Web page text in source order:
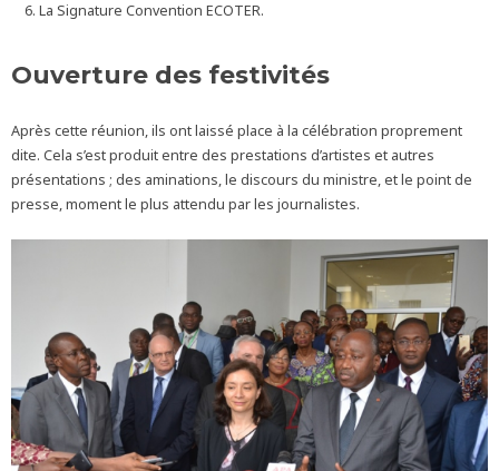
La Signature Convention ECOTER.
Ouverture des festivités
Après cette réunion, ils ont laissé place à la célébration proprement
dite. Cela s’est produit entre des prestations d’artistes et autres
présentations ; des aminations, le discours du ministre, et le point de
presse, moment le plus attendu par les journalistes.